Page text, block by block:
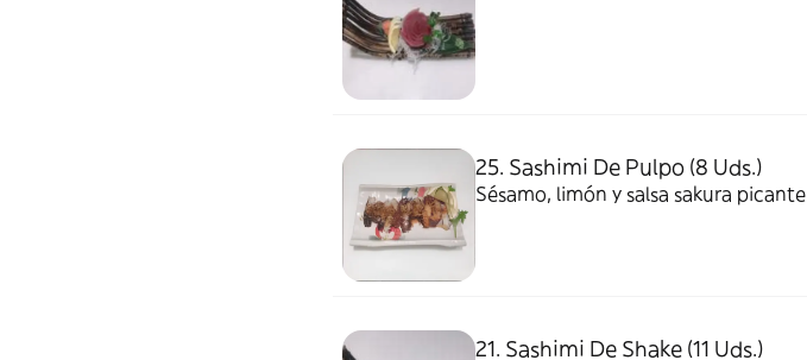
25. Sashimi De Pulpo (8 Uds.)
Sésamo, limón y salsa sakura picante
21. Sashimi De Shake (11 Uds.)